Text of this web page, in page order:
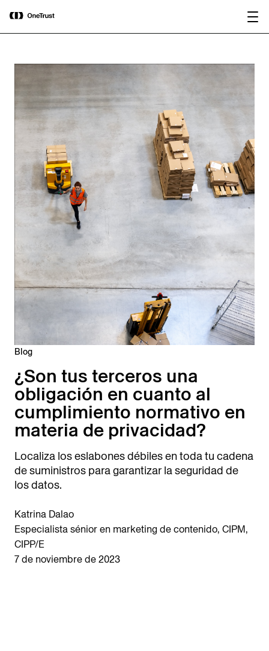
OneTrust nombrada Visionaria en el
Magic Quadrant™ de Gartner® 2026
para plataformas de gobernanza de IA.
Blog
¿Son tus terceros una
obligación en cuanto al
cumplimiento normativo en
materia de privacidad?
Localiza los eslabones débiles en toda tu cadena
de suministros para garantizar la seguridad de
los datos.
Katrina Dalao
Especialista sénior en marketing de contenido, CIPM,
CIPP/E
7 de noviembre de 2023